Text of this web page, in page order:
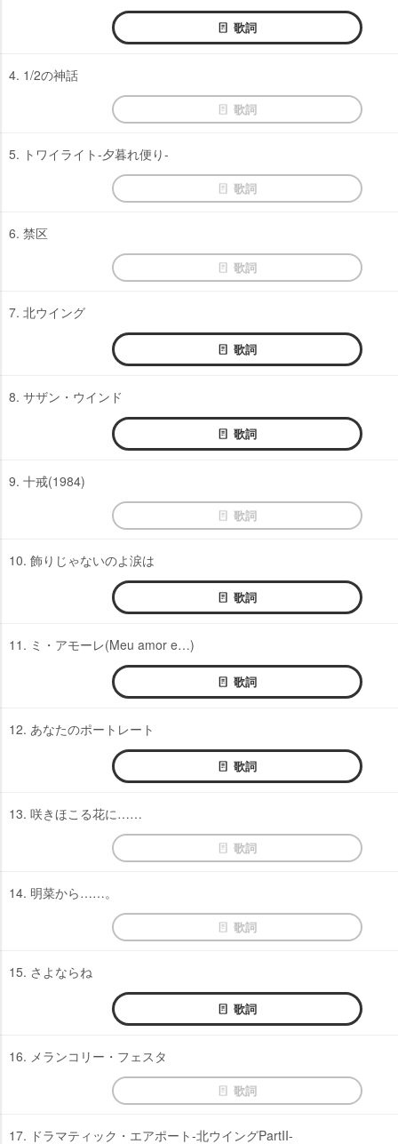
歌詞
4. 1/2の神話
歌詞
5. トワイライト-夕暮れ便り-
歌詞
6. 禁区
歌詞
7. 北ウイング
歌詞
8. サザン・ウインド
歌詞
9. 十戒(1984)
歌詞
10. 飾りじゃないのよ涙は
歌詞
11. ミ・アモーレ(Meu amor e…)
歌詞
12. あなたのポートレート
歌詞
13. 咲きほこる花に……
歌詞
14. 明菜から……。
歌詞
15. さよならね
歌詞
16. メランコリー・フェスタ
歌詞
17. ドラマティック・エアポート-北ウイングPartII-